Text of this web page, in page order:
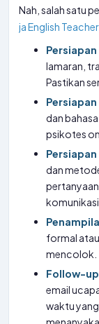
Nah, salah satu
ja English
lamaran,
Pastikan
Persiapan
dan
psikotes
dan
komunikasi
formal
mencolok.
Follow-
email
waktu